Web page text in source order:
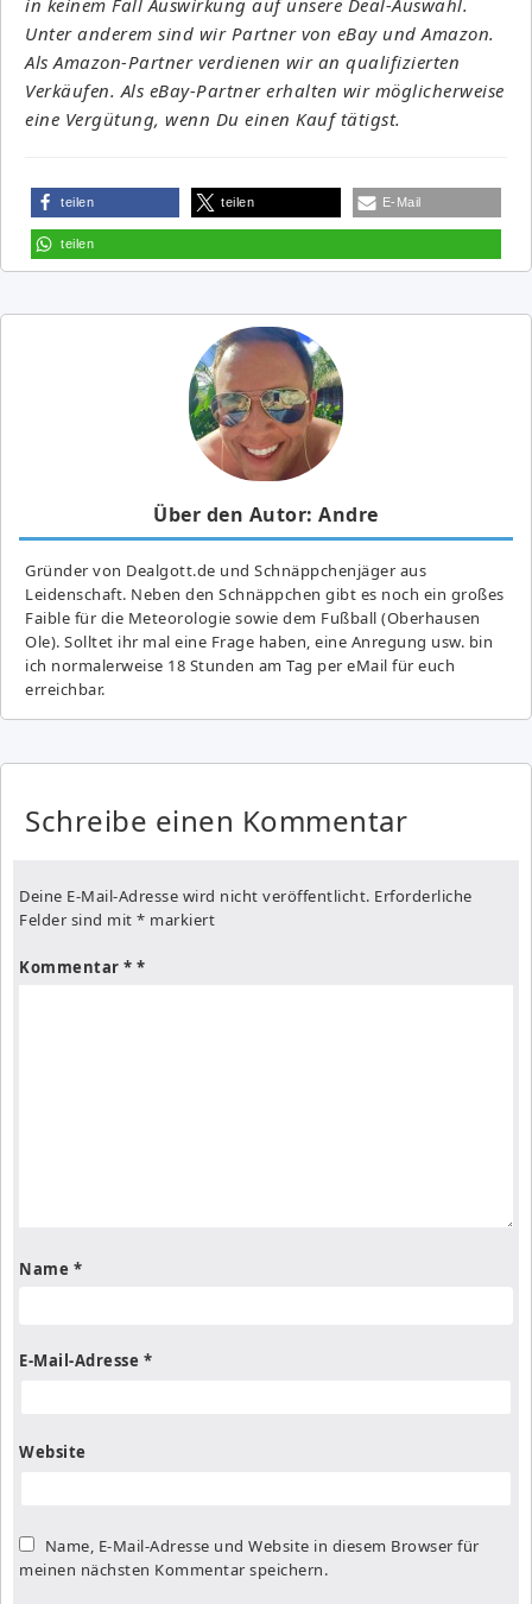
Unter anderem sind wir Partner von eBay und Amazon.
Als Amazon-Partner verdienen wir an qualifizierten
Verkäufen. Als eBay-Partner erhalten wir möglicherweise
eine Vergütung, wenn Du einen Kauf tätigst.
teilen teilen E-Mail
teilen
Über den Autor: Andre
Gründer von Dealgott.de und Schnäppchenjäger aus
Leidenschaft. Neben den Schnäppchen gibt es noch ein großes
Fai­ble für die Meteorologie sowie dem Fußball (Oberhausen
Ole). Solltet ihr mal eine Frage haben, eine Anregung usw. bin
ich normalerweise 18 Stunden am Tag per eMail für euch
erreichbar.
Schreibe einen Kommentar
Deine E-Mail-Adresse wird nicht veröffentlicht. Erforderliche
Felder sind mit * markiert
Kommentar *
Name *
E-Mail-Adresse *
Website
Name, E-Mail-Adresse und Website in diesem Browser für
meinen nächsten Kommentar speichern.